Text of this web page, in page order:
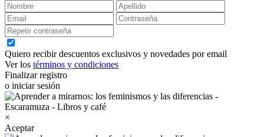
Quiero recibir descuentos exclusivos y novedades por email
Ver los términos y condiciones
Finalizar registro
o iniciar sesión
×
Aceptar